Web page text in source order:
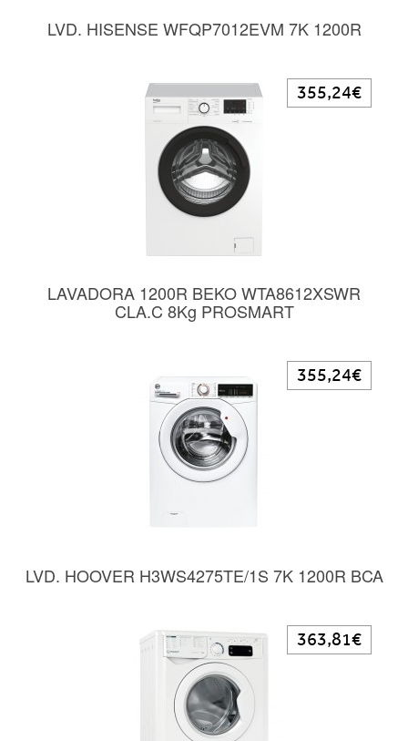
LVD. HISENSE WFQP7012EVM 7K 1200R
LAVADORA 1200R BEKO WTA8612XSWR
CLA.C 8Kg PROSMART
355,24€
LVD. HOOVER H3WS4275TE/1S 7K 1200R BCA
355,24€
363,81€